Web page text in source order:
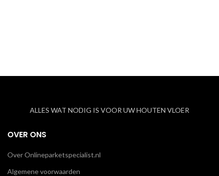
ALLES WAT NODIG IS VOOR UW HOUTEN VLOER
OVER ONS
Over Onlineparketspecialist.nl
Algemene voorwaarden